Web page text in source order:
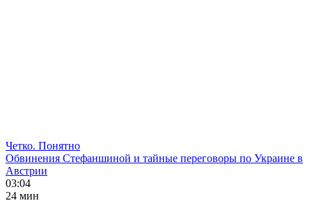
Четко. Понятно
Обвинения Стефаншиной и тайные переговоры по Украине в
Австрии
03:04
24 мин